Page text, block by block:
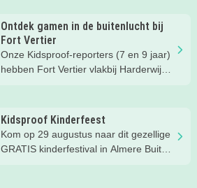
we ontdekken met onze
Kidsproofreporters Kees, Aukje en
moeder Harmke.
Ontdek gamen in de buitenlucht bij
Fort Vertier
Onze Kidsproof-reporters (7 en 9 jaar)
hebben Fort Vertier vlakbij Harderwijk
over de Romeinen die hier vroeger
hebben gewoond.
Kidsproof Kinderfeest
Kom op 29 augustus naar dit gezellige
GRATIS kinderfestival in Almere Buiten